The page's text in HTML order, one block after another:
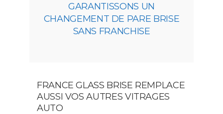
GARANTISSONS UN
CHANGEMENT DE PARE BRISE
SANS FRANCHISE
FRANCE GLASS BRISE REMPLACE
AUSSI VOS AUTRES VITRAGES
AUTO